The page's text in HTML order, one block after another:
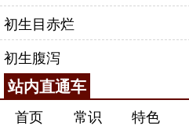
初生目赤烂
初生腹泻
站内直通车
首页 常识 特色